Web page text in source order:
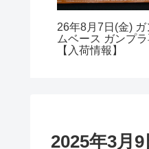
26年8月7日(金) ガ
ムベース ガンプ
【入荷情報】
2025年3月